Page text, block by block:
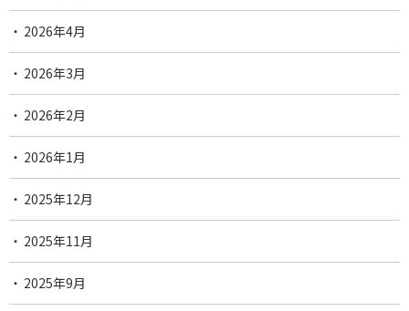
2026年4月
2026年3月
2026年2月
2026年1月
2025年12月
2025年11月
2025年9月